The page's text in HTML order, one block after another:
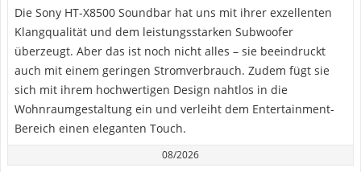
Die Sony HT-X8500 Soundbar hat uns mit ihrer exzellenten
Klangqualität und dem leistungsstarken Subwoofer
überzeugt. Aber das ist noch nicht alles – sie beeindruckt
auch mit einem geringen Stromverbrauch. Zudem fügt sie
sich mit ihrem hochwertigen Design nahtlos in die
Wohnraumgestaltung ein und verleiht dem Entertainment-
Bereich einen eleganten Touch.
08/2026